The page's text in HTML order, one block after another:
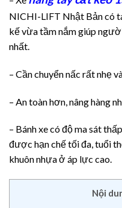
NICHI-LIFT Nhật Bản có
kế vừa tầm nắm giúp
nhất.
– Cần chuyển nấc rất nhẹ
– An toàn hơn, nâng hàng
– Bánh xe có độ ma sát
được hạn chế tối đa, tuổi
khuôn nhựa ở áp lực cao.
Nội